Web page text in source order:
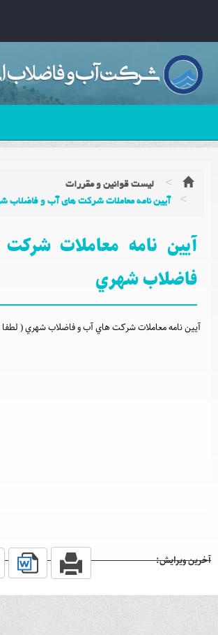
لیست قوانین و مقررات
آيين نامه معاملات شركت هاي آب و فاضلاب
آيين نامه معاملات
فاضلاب شهري
آيين نامه معاملات شركت هاي آب و فاضلاب شهري ( لطفا
آخرین ویرایش: